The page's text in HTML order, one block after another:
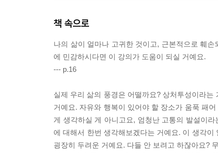
책 속으로
나의 삶이 얼마나 고귀한 것이고, 근본적으로 훼
에 민감하시다면 이 강의가 도움이 되실 거예요.
--- p.16
실제 우리 삶의 풍경은 어떨까요? 상처투성이라
거예요. 자유와 행복이 있어야 할 장소가 움푹 패
게 생각하실 게 아니고요, 엄청난 고통의 발설이
에 대해서 한번 생각해보겠다는 거예요. 이 생각
굉장히 두려운 거예요. 다들 안 보려고 하잖아요?